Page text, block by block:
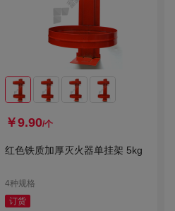
￥9.90/个
红色铁质加厚灭火器单挂架 5kg
4种规格
订货